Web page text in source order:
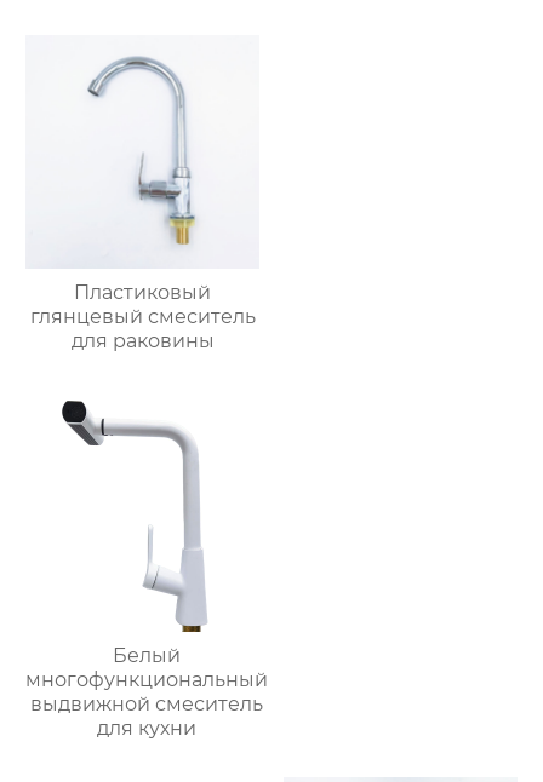
Пластиковый
глянцевый смеситель
для раковины
Белый
многофункциональный
выдвижной смеситель
для кухни